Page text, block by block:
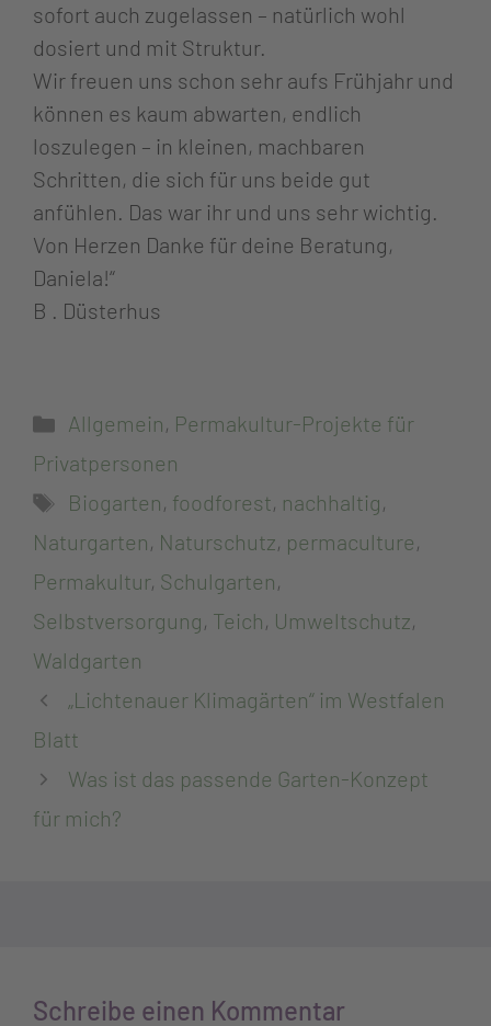
sofort auch zugelassen – natürlich wohl
dosiert und mit Struktur.
Wir freuen uns schon sehr aufs Frühjahr und
können es kaum abwarten, endlich
loszulegen – in kleinen, machbaren
Schritten, die sich für uns beide gut
anfühlen. Das war ihr und uns sehr wichtig.
Von Herzen Danke für deine Beratung,
Daniela!“
B . Düsterhus
Allgemein, Permakultur-Projekte für
Privatpersonen
Biogarten, foodforest, nachhaltig,
Naturgarten, Naturschutz, permaculture,
Permakultur, Schulgarten,
Selbstversorgung, Teich, Umweltschutz,
Waldgarten
„Lichtenauer Klimagärten“ im Westfalen
Blatt
Was ist das passende Garten-Konzept
für mich?
Schreibe einen Kommentar